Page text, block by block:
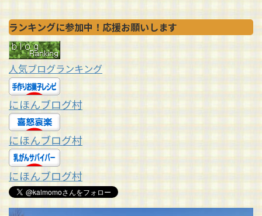
ランキングに参加中！応援お願いします
人気ブログランキング
にほんブログ村
にほんブログ村
にほんブログ村